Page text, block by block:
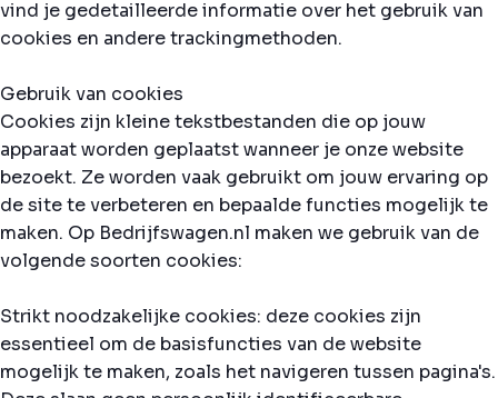
vind je gedetailleerde informatie over het gebruik van
cookies en andere trackingmethoden.
Gebruik van cookies
Cookies zijn kleine tekstbestanden die op jouw
apparaat worden geplaatst wanneer je onze website
bezoekt. Ze worden vaak gebruikt om jouw ervaring op
de site te verbeteren en bepaalde functies mogelijk te
maken. Op Bedrijfswagen.nl maken we gebruik van de
volgende soorten cookies:
Strikt noodzakelijke cookies: deze cookies zijn
essentieel om de basisfuncties van de website
mogelijk te maken, zoals het navigeren tussen pagina's.